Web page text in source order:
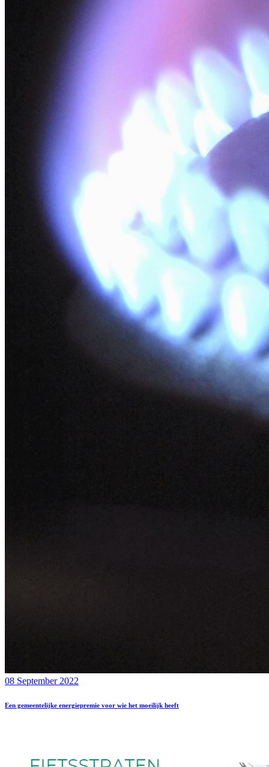
08 September 2022
Een gemeentelijke energiepremie voor wie het moeilijk heeft